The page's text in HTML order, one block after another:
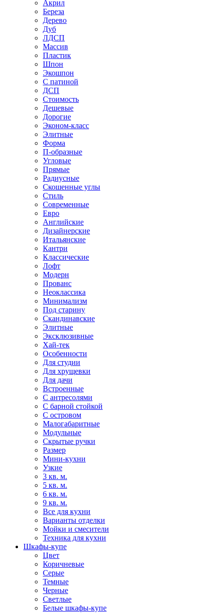
Акрил
Береза
Дерево
Дуб
ЛДСП
Массив
Пластик
Шпон
Экошпон
С патиной
ДСП
Стоимость
Дешевые
Дорогие
Эконом-класс
Элитные
Форма
П-образные
Угловые
Прямые
Радиусные
Скошенные углы
Стиль
Современные
Евро
Английские
Дизайнерские
Итальянские
Кантри
Классические
Лофт
Модерн
Прованс
Неоклассика
Минимализм
Под старину
Скандинавские
Элитные
Эксклюзивные
Хай-тек
Особенности
Для студии
Для хрущевки
Для дачи
Встроенные
С антресолями
С барной стойкой
С островом
Малогабаритные
Модульные
Скрытые ручки
Размер
Мини-кухни
Узкие
3 кв. м.
5 кв. м.
6 кв. м.
9 кв. м.
Все для кухни
Варианты отделки
Мойки и смесители
Техника для кухни
Шкафы-купе
Цвет
Коричневые
Серые
Темные
Черные
Светлые
Белые шкафы-купе